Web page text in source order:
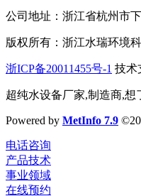
公司地址：浙江省杭州市
版权所有：浙江水瑞环境
浙ICP备20011455号-1 技术
超纯水设备厂家,制造商,
Powered by MetInfo 7.9
电话咨询
产品技术
事业领域
在线预约